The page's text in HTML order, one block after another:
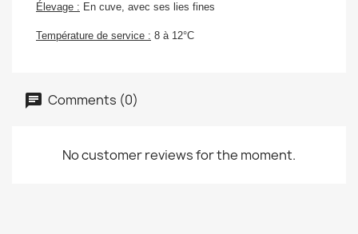
Élevage : En cuve, avec ses lies fines
Température de service : 8 à 12°C
Comments (0)
No customer reviews for the moment.